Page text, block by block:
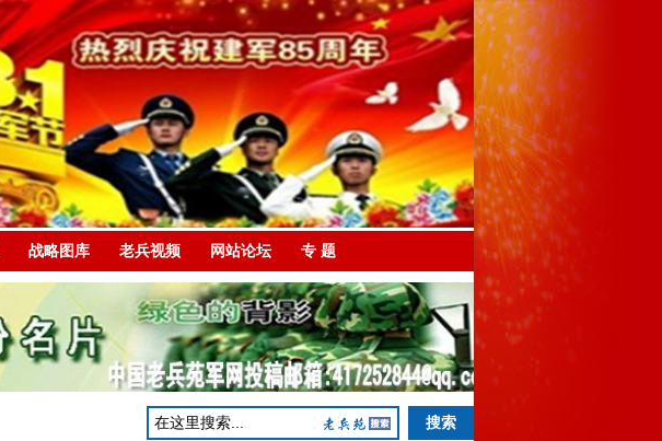
战略图库 老兵视频 网站论坛 专 题